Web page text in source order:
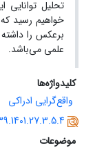
تحلیل
خواهیم رسید
برعکس را داشته
علمی می‌باشد.
کلیدواژه‌ها
واقع‌گرایی ادراکی
موضوعات